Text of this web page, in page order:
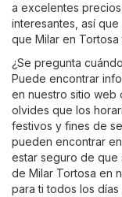
a excelentes
interesantes, así
que Milar en
¿Se pregunta
Puede encontrar
en nuestro sitio web
olvides que los
festivos y fines de
pueden encontrar
estar seguro de que
de Milar Tortosa en
para ti todos los